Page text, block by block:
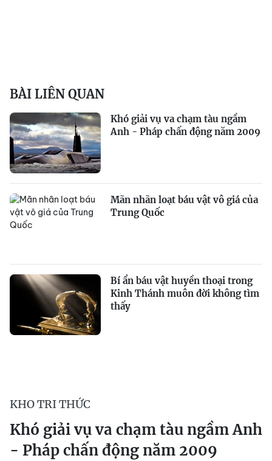
BÀI LIÊN QUAN
Khó giải vụ va chạm tàu ngầm
Anh - Pháp chấn động năm 2009
Mãn nhãn loạt báu vật vô giá của
Trung Quốc
Bí ẩn báu vật huyền thoại trong
Kinh Thánh muôn đời không tìm
thấy
KHO TRI THỨC
Khó giải vụ va chạm tàu ngầm Anh
- Pháp chấn động năm 2009